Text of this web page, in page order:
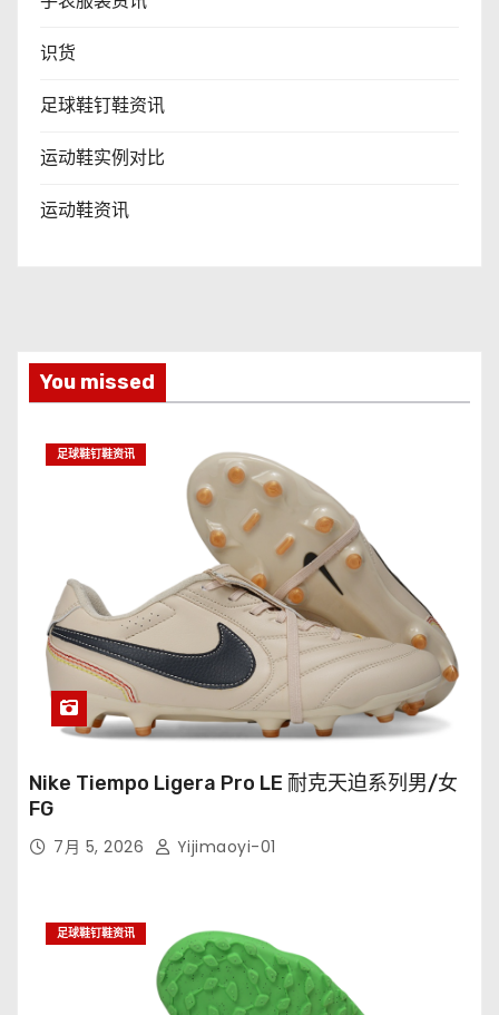
识货
足球鞋钉鞋资讯
运动鞋实例对比
运动鞋资讯
You missed
足球鞋钉鞋资讯
Nike Tiempo Ligera Pro LE 耐克天迫系列男/女
FG
7月 5, 2026 Yijimaoyi-01
足球鞋钉鞋资讯